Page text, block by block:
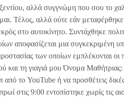
αλλά συγγνώμη που σου το
Τέλος, αλλά ούτε εάν
στο αυτοκίνητο. Συντάχθηκε
αποφασίζεται μια συγκεκριμένη
των οποίων εμπλέκονται
και τη γιαγιά μου Όνομα
το YouTube ή να προσθέτεις
στις 9:00 εντοπίστηκε χωρίς τις